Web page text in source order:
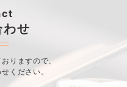
わせ
りますので、
ください。